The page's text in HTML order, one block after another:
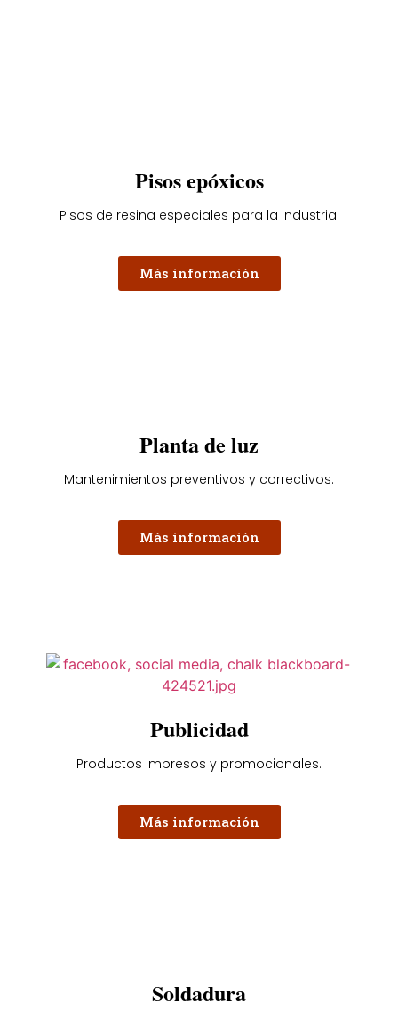
Pisos epóxicos
Pisos de resina especiales para la industria.
Más información
Planta de luz
Mantenimientos preventivos y correctivos.
Más información
Publicidad
Productos impresos y promocionales.
Más información
Soldadura